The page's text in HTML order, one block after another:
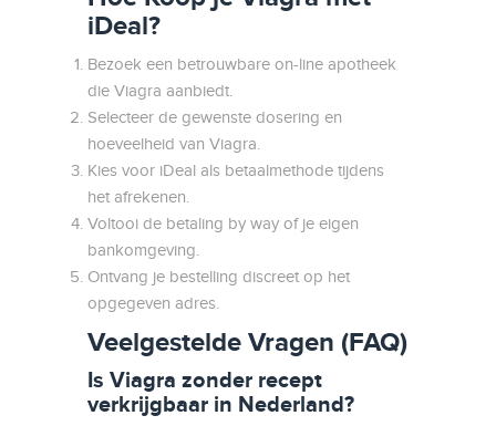
iDeal?
Bezoek een betrouwbare on-line apotheek
die Viagra aanbiedt.
Selecteer de gewenste dosering en
hoeveelheid van Viagra.
Kies voor iDeal als betaalmethode tijdens
het afrekenen.
Voltooi de betaling by way of je eigen
bankomgeving.
Ontvang je bestelling discreet op het
opgegeven adres.
Veelgestelde Vragen (FAQ)
Is Viagra zonder recept
verkrijgbaar in Nederland?